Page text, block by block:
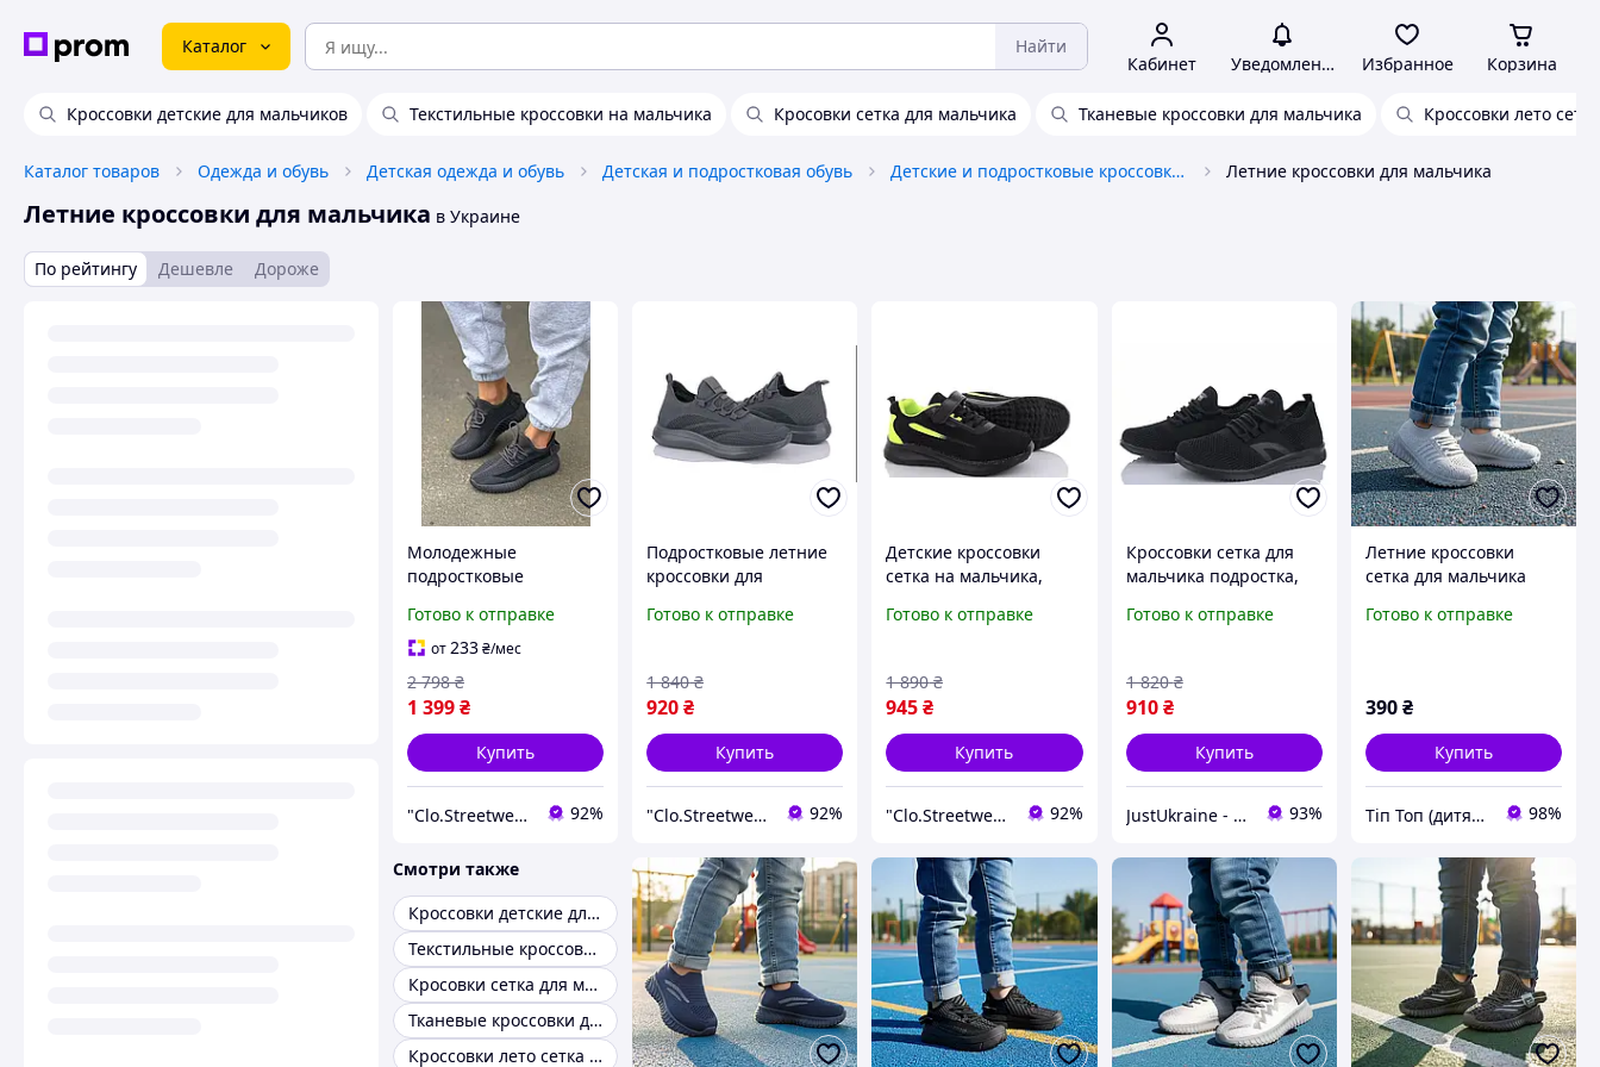
Каталог Найти
Кабинет Уведомления Избранное Корзина
Кроссовки детские для мальчиков Текстильные кроссовки на мальчика Кросовки сетка для мальчика Тканевые кроссовки для мальчика Кроссовки лето
Каталог товаров Одежда и обувь Детская одежда и обувь Детская и подростковая обувь Детские и подростковые кроссовки, кеды Летние кроссовки для мальчика
Летние кроссовки для мальчика в Украине
По рейтингу Дешевле Дороже
Молодежные
подростковые
350 V2, летние
кроссовки для
мальчика подростка
Адидас Изи
Готово к отправке
от233₴/мес
1 399₴
2 798 ₴
Купить
"Clo.Streetwear" 92%
Подростковые летние
кроссовки для
сетка
Готово к отправке
920₴
1 840 ₴
Купить
"Clo.Streetwear" 92%
Детские кроссовки
сетка на мальчика,
липучке для мальчика
Готово к отправке
945₴
1 890 ₴
Купить
"Clo.Streetwear" 92%
Кроссовки сетка для
мальчика подростка,
подростковые для
текстиль мальчику
Готово к отправке
910 ₴
1 820 ₴
Купить
JustUkraine - интернет магазин мужской и женской обуви 93%
Летние кроссовки
сетка для мальчика
подошва Размеры: 22
Готово к отправке
390₴
Купить
Тіп Топ (дитяче взуття) 98%
Смотри также
Кроссовки детские для мальчиков
Текстильные кроссовки на мальчика
Кросовки сетка для мальчика
Тканевые кроссовки для мальчика
Кроссовки лето сетка для мальчика